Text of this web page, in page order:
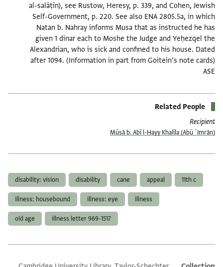
al-salāṭīn), see Rustow, Heresy, p. 339, and Cohen, Jewish
Self-Government, p. 220. See also ENA 2805.5a, in which
Natan b. Nahray informs Musa that as instructed he has
given 1 dinar each to Moshe the Judge and Yeḥezqel the
Alexandrian, who is sick and confined to his house. Dated
after 1094. (Information in part from Goitein’s note cards)
ASE
Related People
Recipient
(Abū ʿImrān) Mūsā b. Abī l-Ḥayy Khalīla
11th c
appeal
cane
disability
disability: vision
illness
illness: eye
illness: housebound
illness letter 969-1517
old age